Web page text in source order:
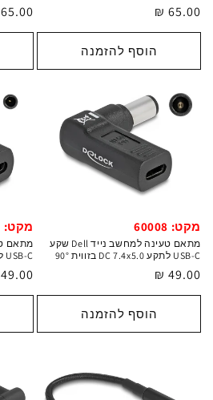
מחיר
רגיל
65.00 ₪
הוסף להזמנה
מחיר
רגיל
65.00 ₪
מקט: 60008
מתאם טעינה למחשב נייד Dell שקע
USB-C לתקע DC 7.4x5.0 בזווית 90°
מחיר
רגיל
49.00 ₪
הוסף להזמנה
מקט: 60007
USB-C לתקע DC 4.5x3.0 בזווית 90°
מחיר
רגיל
49.00 ₪